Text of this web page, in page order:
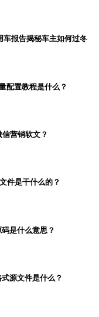
车报告揭秘车主如何过冬
配置教程是什么？
营销软文？
件是干什么的？
是什么意思？
源文件是什么？